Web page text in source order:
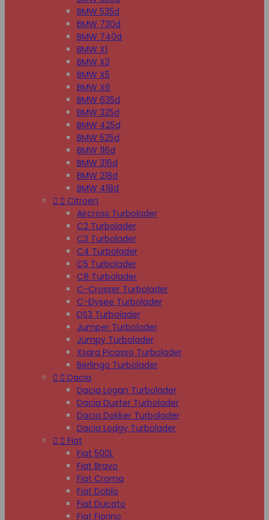
BMW 535d
BMW 730d
BMW 740d
BMW X1
BMW X3
BMW X5
BMW X6
BMW 635d
BMW 325d
BMW 425d
BMW 525d
BMW 116d
BMW 316d
BMW 218d
BMW 418d
  Citroen
Aircross Turbolader
C2 Turbolader
C3 Turbolader
C4 Turbolader
C5 Turbolader
C8 Turbolader
C-Crosser Turbolader
C-Elysee Turbolader
DS3 Turbolader
Jumper Turbolader
Jumpy Turbolader
Xsara Picasso Turbolader
Berlingo Turbolader
  Dacia
Dacia Logan Turbolader
Dacia Duster Turbolader
Dacia Dokker Turbolader
Dacia Lodgy Turbolader
  Fiat
Fiat 500L
Fiat Bravo
Fiat Croma
Fiat Doblo
Fiat Ducato
Fiat Fiorino